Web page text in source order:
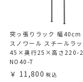
突っ張りラック 幅40cm
スノワール スチールラ
45×奥行25×高さ220-
NO40-T
11,800